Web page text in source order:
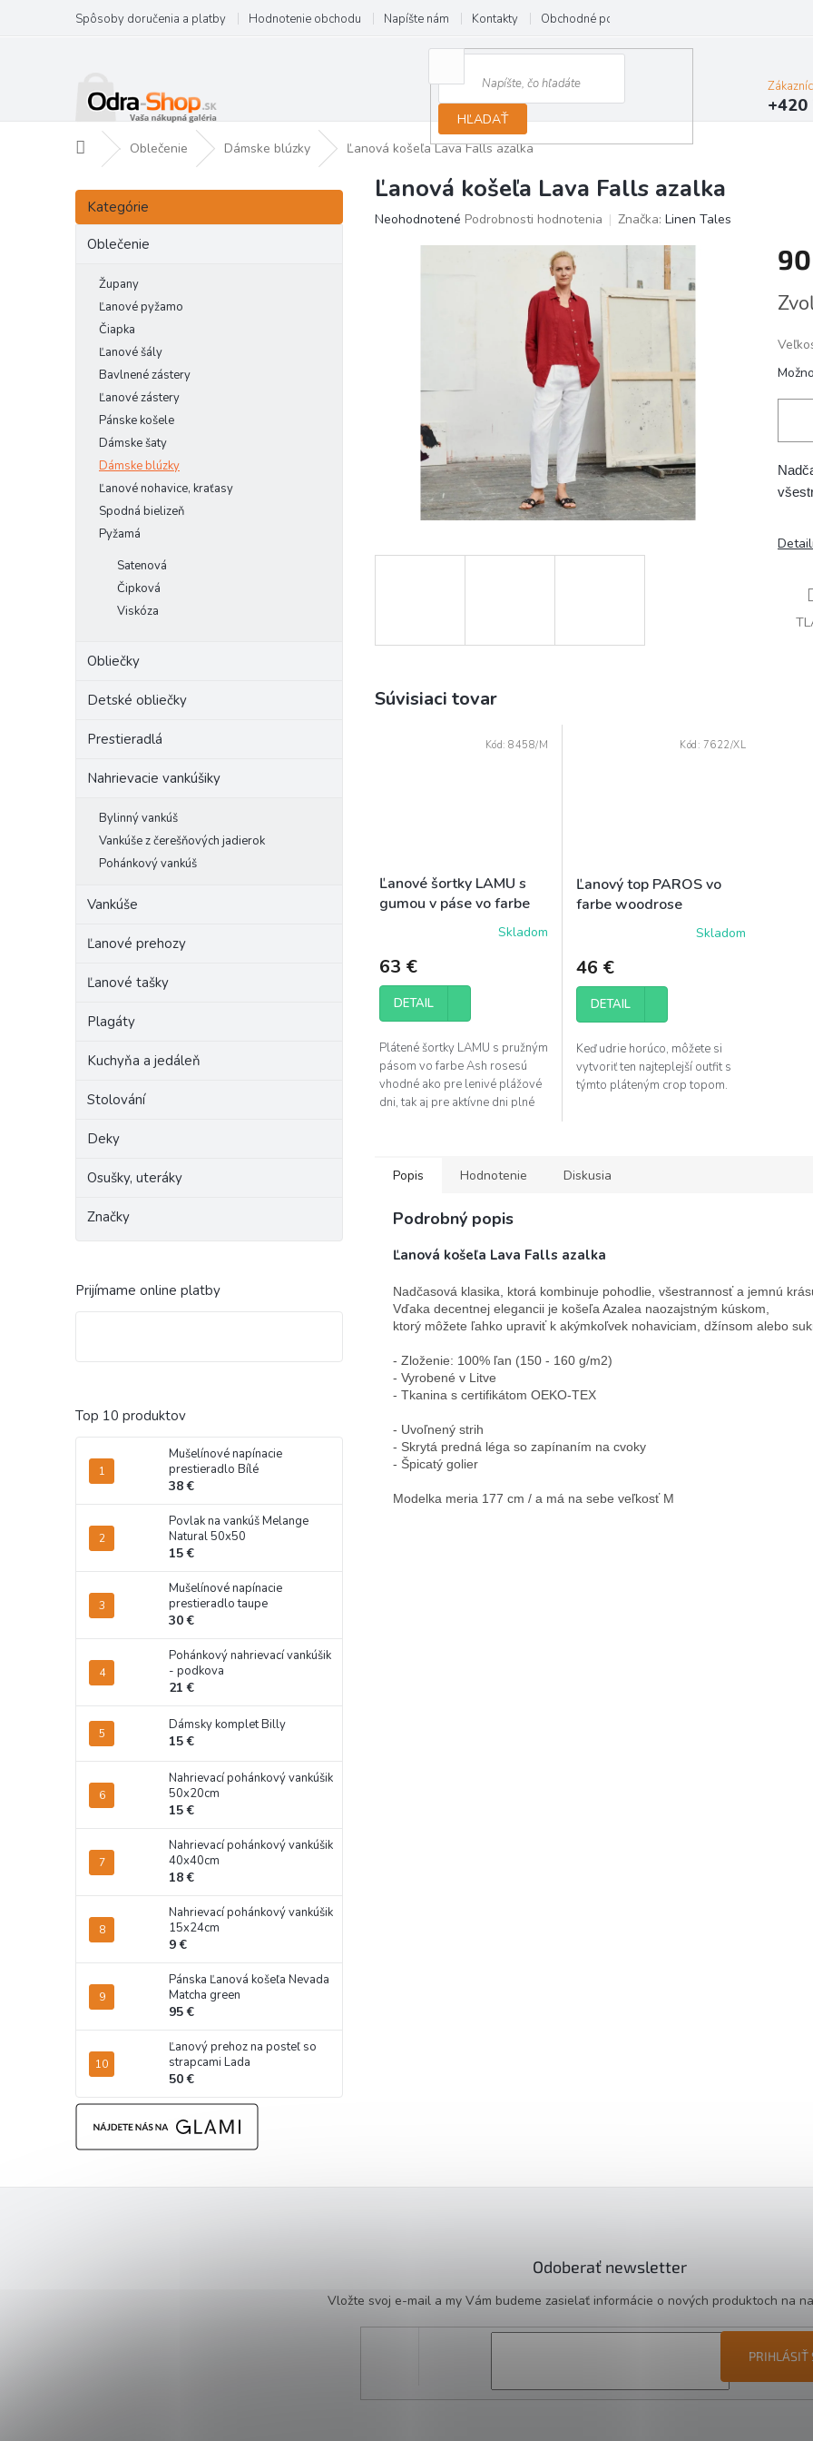
obsah
Spôsoby doručenia a platby Hodnotenie obchodu Napíšte nám Kontakty Obchodné podmienky
HĽADAŤ
+420
DomovOblečenie Dámske blúzky Ľanová košeľa Lava Falls azalka
B
č
Preskočiť
kategórie
Kategórie
Oblečenie
Župany
Ľanové pyžamo
Čiapka
Ľanové šály
Bavlnené zástery
Ľanové zástery
Pánske košele
Dámske šaty
Dámske blúzky
Ľanové nohavice, kraťasy
Spodná bielizeň
Pyžamá
Satenová
Čipková
Viskóza
Obliečky
Detské obliečky
Prestieradlá
Nahrievacie vankúšiky
Bylinný vankúš
Vankúše z čerešňových jadierok
Pohánkový vankúš
Vankúše
Ľanové prehozy
Ľanové tašky
Plagáty
Kuchyňa a jedáleň
Stolování
Deky
Osušky, uteráky
Značky
Prijímame online platby
Top 10 produktov
Mušelínové napínacie
prestieradlo Bílé
38 €
Povlak na vankúš Melange
Natural 50x50
15 €
Mušelínové napínacie
prestieradlo taupe
30 €
Pohánkový nahrievací vankúšik
- podkova
21 €
Dámsky komplet Billy
15 €
Nahrievací pohánkový vankúšik
50x20cm
15 €
Nahrievací pohánkový vankúšik
40x40cm
18 €
Nahrievací pohánkový vankúšik
15x24cm
9 €
Pánska Ľanová košeľa Nevada
Matcha green
95 €
Ľanový prehoz na posteľ so
strapcami Lada
50 €
Ľanová košeľa Lava Falls azalka
Priemerné
Neohodnotené Podrobnosti hodnotenia Značka: Linen Tales
cena:
Súvisiaci tovar
Ľanové šortky LAMU s
gumou v páse vo farbe
Skladom
63 €
DETAIL
Plátené šortky LAMU s pružným
pásom vo farbe Ash rosesú
vhodné ako pre lenivé plážové
dni, tak aj pre aktívne dni plné
Kód: 8458/M
Ľanový top PAROS vo
farbe woodrose
Skladom
46 €
DETAIL
Keď udrie horúco, môžete si
vytvoriť ten najteplejší outfit s
týmto pláteným crop topom.
Kód: 7622/XL
Popis Hodnotenie Diskusia
Podrobný popis
Ľanová košeľa Lava Falls azalka
Nadčasová klasika, ktorá kombinuje pohodlie, všestrannosť a jemnú
Vďaka decentnej elegancii je košeľa Azalea naozajstným kúskom,
ktorý môžete ľahko upraviť k akýmkoľvek nohaviciam, džínsom alebo
- Zloženie: 100% ľan (150 - 160 g/m2)
- Vyrobené v Litve
- Tkanina s certifikátom OEKO-TEX
- Uvoľnený strih
- Skrytá predná léga so zapínaním na cvoky
- Špicatý golier
Modelka meria 177 cm / a má na sebe veľkosť M
Odoberať newsletter
Vložte svoj e-mail a my Vám budeme zasielať informácie o nových produktoch na
PRIHLÁSIŤ